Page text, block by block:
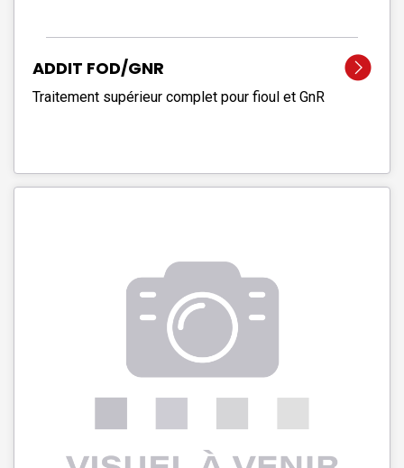
ADDIT FOD/GNR
Traitement supérieur complet pour fioul et GnR